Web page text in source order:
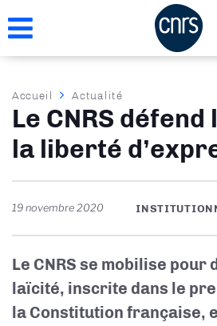
au
Fil
d'Ariane
Accueil Actualité
Le CNRS
la liberté
19 novembre 2020
Le CNRS se mobilise pour
laïcité, inscrite dans le
la Constitution française,